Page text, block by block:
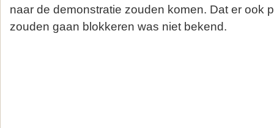
naar de demonstratie zouden komen. Dat er ook
zouden gaan blokkeren was niet bekend.